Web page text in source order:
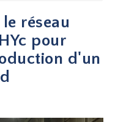
réseau
pour
d'un